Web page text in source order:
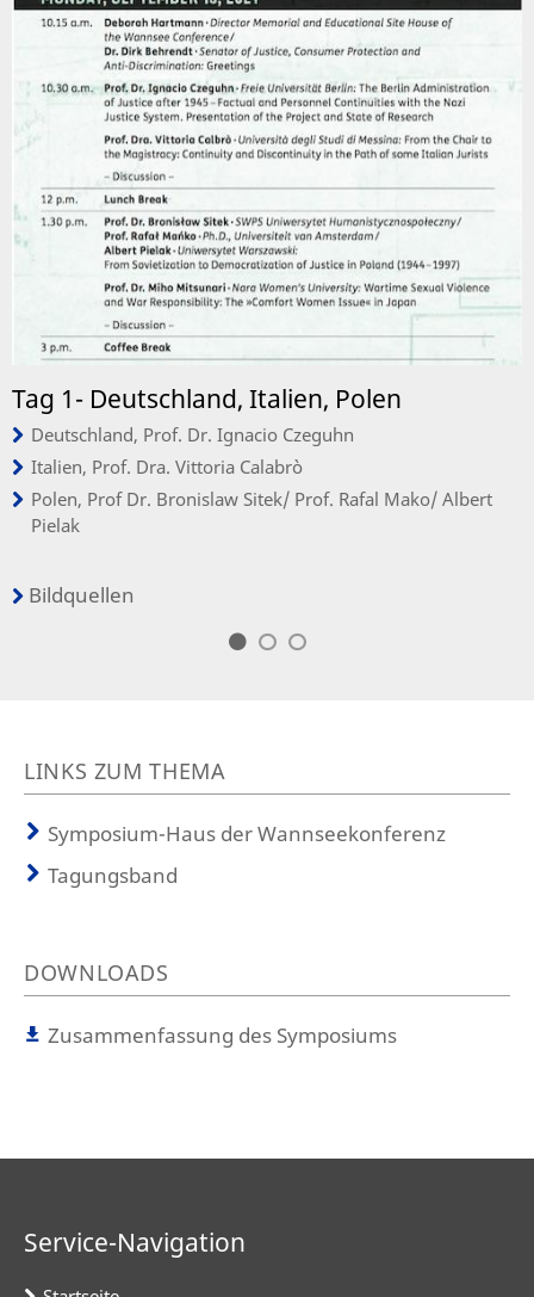
Tag 1- Deutschland, Italien, Polen
Deutschland, Prof. Dr. Ignacio Czeguhn
Italien, Prof. Dra. Vittoria Calabrò
Polen, Prof Dr. Bronislaw Sitek/ Prof. Rafal Mako/ Albert
Pielak
Bildquellen
LINKS ZUM THEMA
Symposium-Haus der Wannseekonferenz
Tagungsband
DOWNLOADS
Zusammenfassung des Symposiums
Service-Navigation